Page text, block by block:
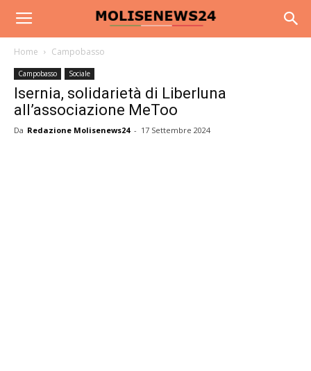
Home Campobasso
Campobasso Sociale
Isernia, solidarietà di Liberluna
all’associazione MeToo
Da Redazione Molisenews24 - 17 Settembre 2024